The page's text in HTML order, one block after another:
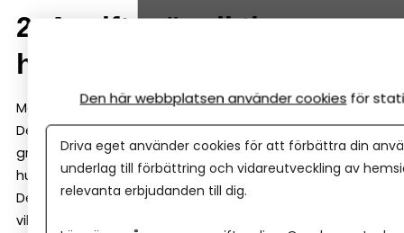
2. Avgifter är viktiga – men
helheten är viktigare
Många jämför bara månadsavgifter när de väljer bank.
Det blir lätt för snävt. Skillnaden mellan de
grundläggande tjänsterna hos banker är ofta några
hundralappar i månaden.
Det är inte det som avgör om ditt företag lyckas. Det
viktiga är hur tjänsterna fungerar i vardagen, och hur
Den här webbplatsen använder cookies för
Driva eget använder cookies för att förbättra din
underlag till förbättring och vidareutveckling av
relevanta erbjudanden till dig.